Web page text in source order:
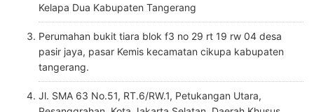
Kelapa Dua Kabupaten Tangerang
Perumahan bukit tiara blok f3 no 29 rt 19 rw 04 desa
pasir jaya, pasar Kemis kecamatan cikupa kabupaten
tangerang.
Jl. SMA 63 No.51, RT.6/RW.1, Petukangan Utara,